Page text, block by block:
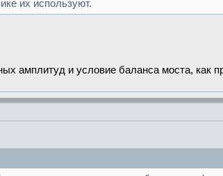
их используют.
амплитуд и условие баланса моста, как